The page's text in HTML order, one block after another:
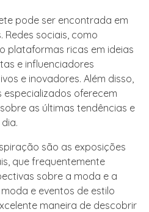
pode ser encontrada em
Redes sociais, como
plataformas ricas em ideias
e influenciadores
e inovadores. Além disso,
oferecem
as últimas tendências e
são as exposições
que frequentemente
sobre a moda e a
e eventos de estilo
maneira de descobrir